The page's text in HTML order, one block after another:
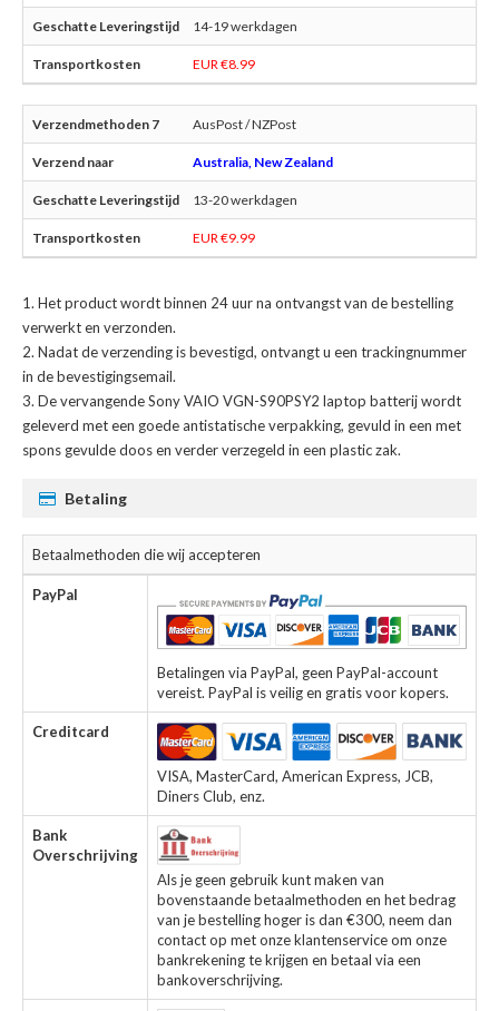
14-19 werkdagen
EUR €8.99
AusPost / NZPost
Australia, New Zealand
13-20 werkdagen
EUR €9.99
Het product wordt binnen 24 uur na ontvangst van de bestelling
verwerkt en verzonden.
Nadat de verzending is bevestigd, ontvangt u een trackingnummer
in de bevestigingsemail.
Devervangende Sony VAIO VGN-S90PSY2 laptop batterijwordt
geleverd met een goede antistatische verpakking, gevuld in een met
spons gevulde doos en verder verzegeld in een plastic zak.
Betaling
Betaalmethoden die wij accepteren
PayPal
Betalingen via PayPal, geen PayPal-account
vereist. PayPal is veilig en gratis voor kopers.
Creditcard
VISA, MasterCard, American Express, JCB,
Diners Club, enz.
Bank
Overschrijving
Als je geen gebruik kunt maken van
bovenstaande betaalmethoden en het bedrag
van je bestelling hoger is dan €300, neem dan
contact op met onze klantenservice om onze
bankrekening te krijgen en betaal via een
bankoverschrijving.